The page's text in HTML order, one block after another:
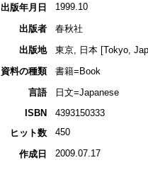
出版年月日
1999.10
出版者
春秋社
出版地
東京, 日本 [Tokyo,
資料の種類
書籍=Book
言語
日文=Japanese
ISBN
4393150333
ヒット数
450
作成日 2009.07.17